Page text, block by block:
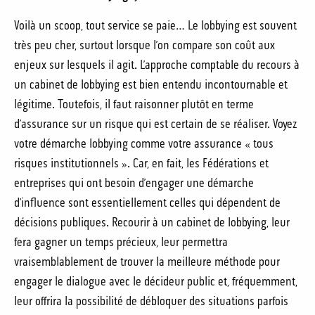
Voilà un scoop, tout service se paie… Le lobbying est souvent
très peu cher, surtout lorsque l’on compare son coût aux
enjeux sur lesquels il agit. L’approche comptable du recours à
un cabinet de lobbying est bien entendu incontournable et
légitime. Toutefois, il faut raisonner plutôt en terme
d’assurance sur un risque qui est certain de se réaliser. Voyez
votre démarche lobbying comme votre assurance « tous
risques institutionnels ». Car, en fait, les Fédérations et
entreprises qui ont besoin d’engager une démarche
d’influence sont essentiellement celles qui dépendent de
décisions publiques. Recourir à un cabinet de lobbying, leur
fera gagner un temps précieux, leur permettra
vraisemblablement de trouver la meilleure méthode pour
engager le dialogue avec le décideur public et, fréquemment,
leur offrira la possibilité de débloquer des situations parfois